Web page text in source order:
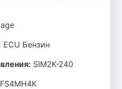
ECU Бензин
SIM2K-240